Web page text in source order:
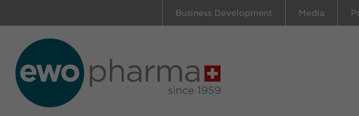
Business Development Media